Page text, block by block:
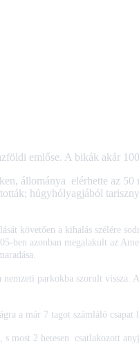
emlőse. A bikák akár
állománya elérhette az
húgyhólyagjából
követően a kihalás szélére
ben azonban megalakult az
parkokba szorult vissza.
a már 7 tagot számláló csapat
most 2 hetesen csatlakozott